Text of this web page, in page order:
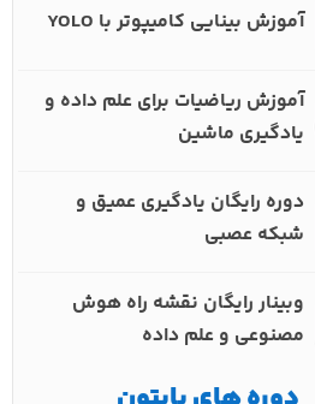
آموزش بینایی کامیپوتر با YOLO
آموزش ریاضیات برای علم داده و
یادگیری ماشین
دوره رایگان یادگیری عمیق و
شبکه عصبی
وبینار رایگان نقشه راه هوش
مصنوعی و علم داده